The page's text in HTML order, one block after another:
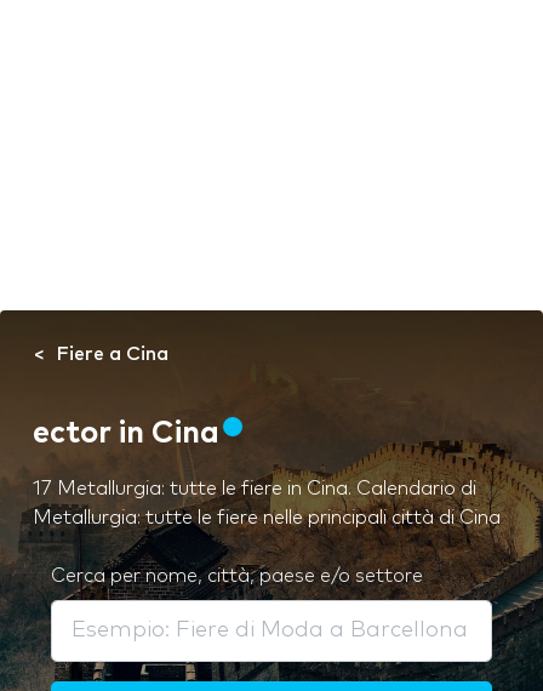
Fiere a Cina
ector in Cina
17 Metallurgia: tutte le fiere in Cina. Calendario di
Metallurgia: tutte le fiere nelle principali città di Cina
Cerca per nome, città, paese e/o settore